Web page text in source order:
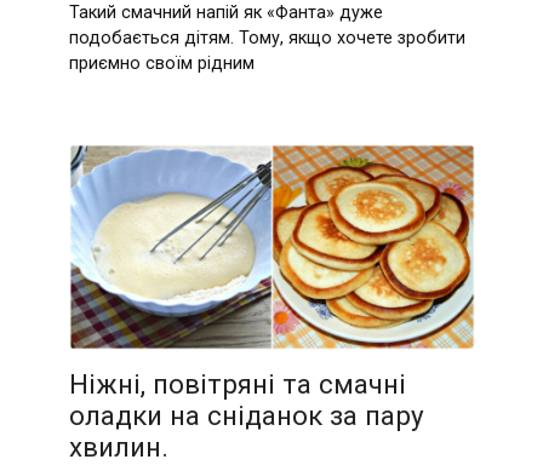
Такий смачний напій як «Фанта» дуже
подобається дітям. Тому, якщо хочете зробити
приємно своїм рідним
Ніжні, повітряні та смачні
оладки на сніданок за пару
хвилин.